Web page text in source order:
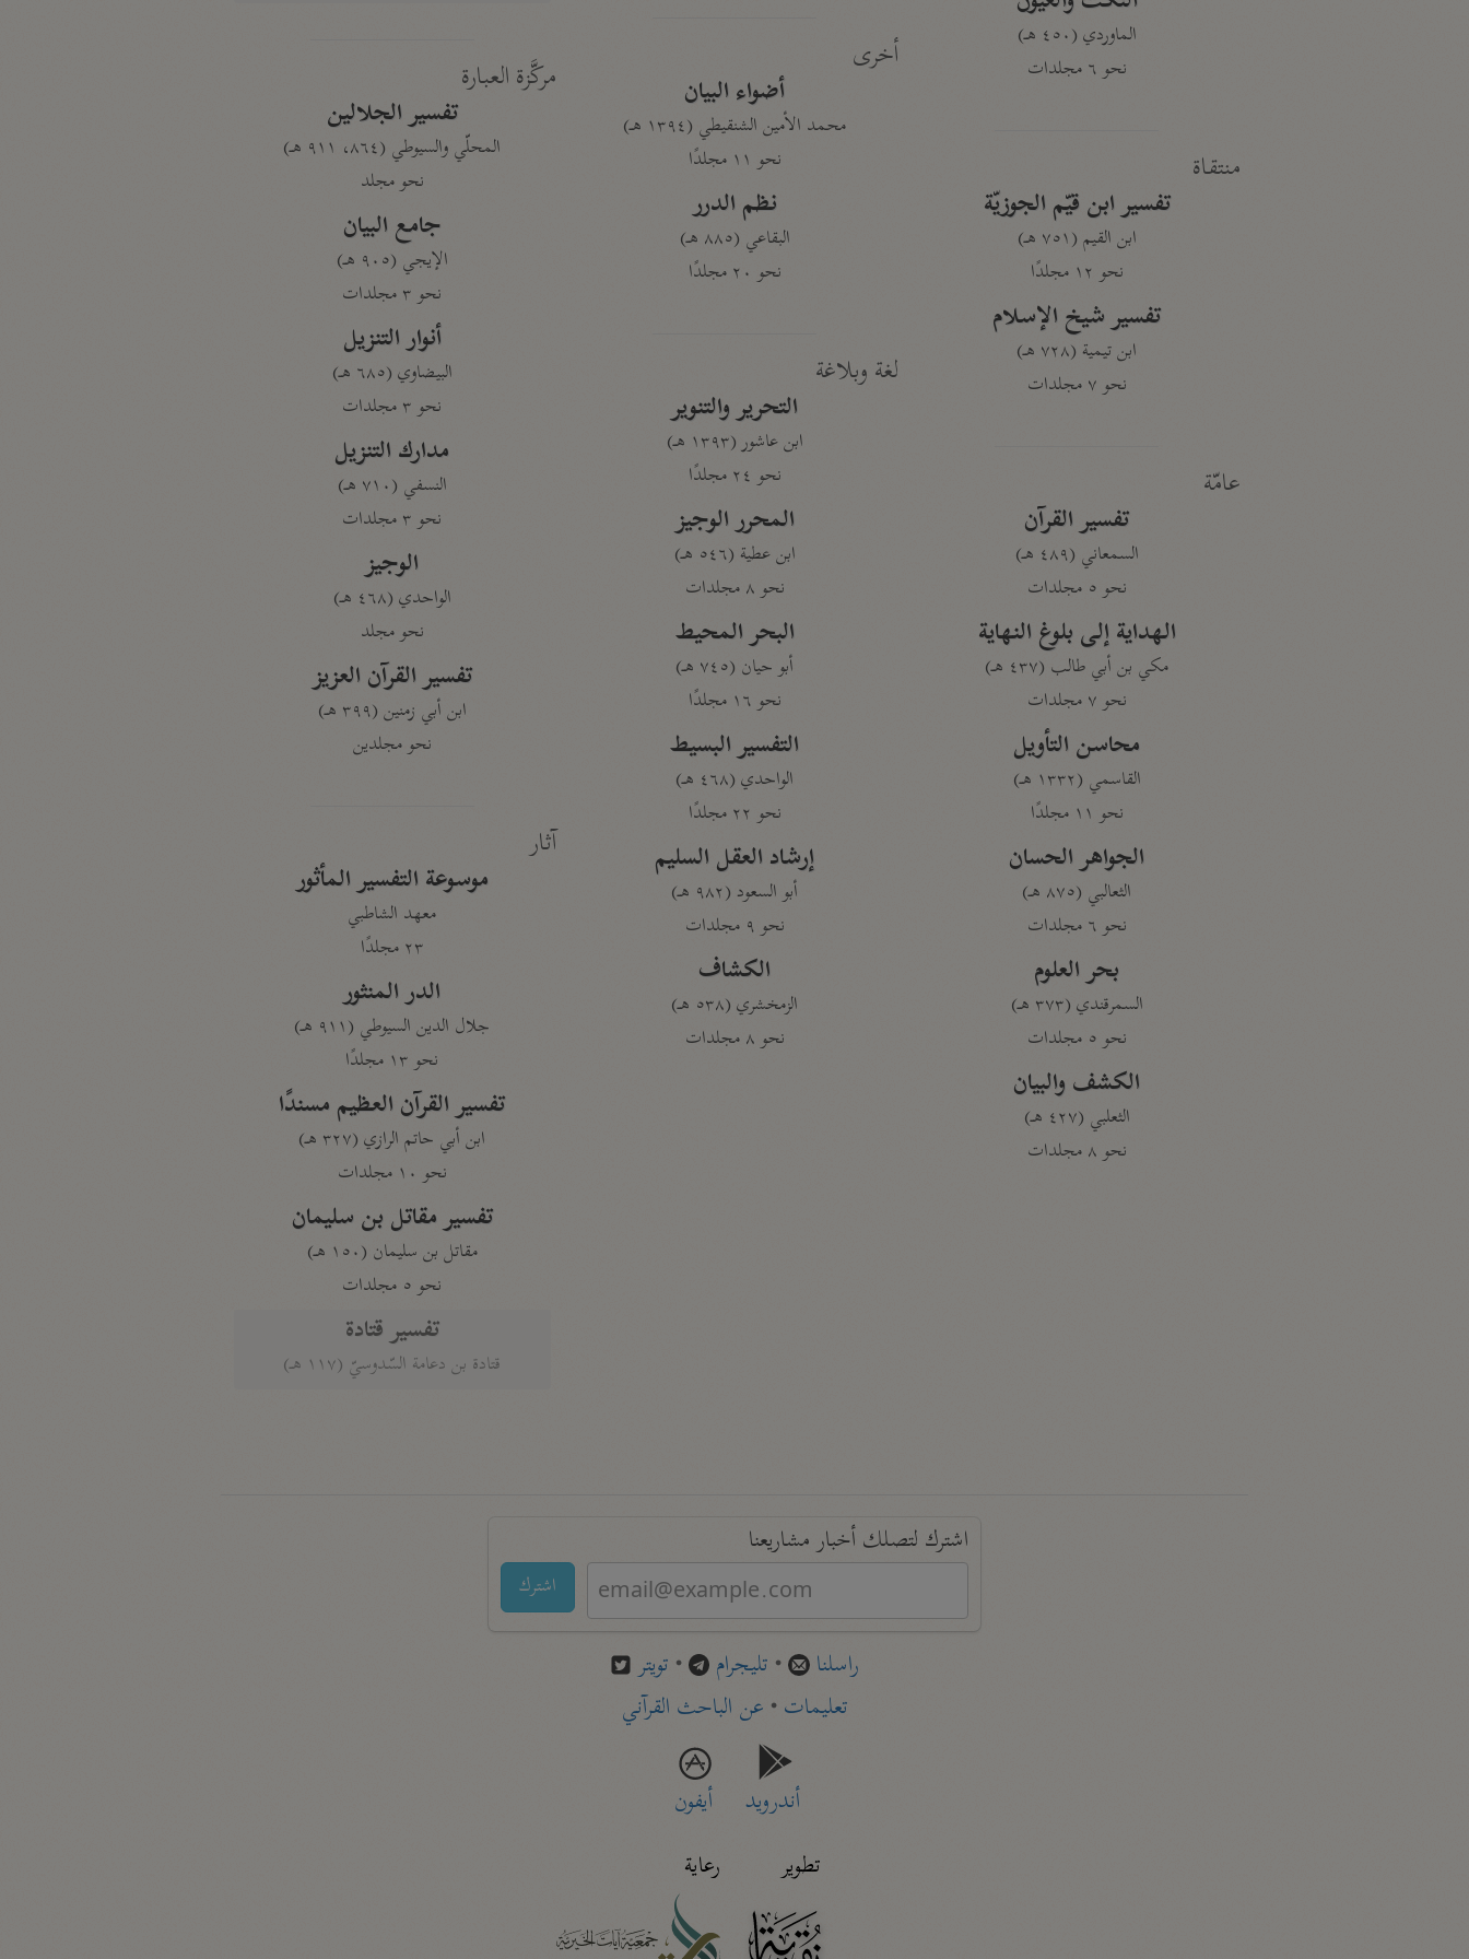
الماوردي (٤٥٠ هـ)
نحو ٦ مجلدات
منتقاة
تفسير ابن قيّم الجوزيّة
ابن القيم (٧٥١ هـ)
نحو ١٢ مجلدًا
تفسير شيخ الإسلام
ابن تيمية (٧٢٨ هـ)
نحو ٧ مجلدات
عامّة
تفسير القرآن
السمعاني (٤٨٩ هـ)
نحو ٥ مجلدات
الهداية إلى بلوغ النهاية
مكي بن أبي طالب (٤٣٧ هـ)
نحو ٧ مجلدات
محاسن التأويل
القاسمي (١٣٣٢ هـ)
نحو ١١ مجلدًا
الجواهر الحسان
الثعالبي (٨٧٥ هـ)
نحو ٦ مجلدات
بحر العلوم
السمرقندي (٣٧٣ هـ)
نحو ٥ مجلدات
الكشف والبيان
الثعلبي (٤٢٧ هـ)
نحو ٨ مجلدات
أخرى
أضواء البيان
محمد الأمين الشنقيطي (١٣٩٤ هـ)
نحو ١١ مجلدًا
نظم الدرر
البقاعي (٨٨٥ هـ)
نحو ٢٠ مجلدًا
لغة وبلاغة
التحرير والتنوير
ابن عاشور (١٣٩٣ هـ)
نحو ٢٤ مجلدًا
المحرر الوجيز
ابن عطية (٥٤٦ هـ)
نحو ٨ مجلدات
البحر المحيط
أبو حيان (٧٤٥ هـ)
نحو ١٦ مجلدًا
التفسير البسيط
الواحدي (٤٦٨ هـ)
نحو ٢٢ مجلدًا
إرشاد العقل السليم
أبو السعود (٩٨٢ هـ)
نحو ٩ مجلدات
الكشاف
الزمخشري (٥٣٨ هـ)
نحو ٨ مجلدات
مركَّزة العبارة
تفسير الجلالين
المحلّي والسيوطي (٨٦٤، ٩١١ هـ)
نحو مجلد
جامع البيان
الإيجي (٩٠٥ هـ)
نحو ٣ مجلدات
أنوار التنزيل
البيضاوي (٦٨٥ هـ)
نحو ٣ مجلدات
مدارك التنزيل
النسفي (٧١٠ هـ)
نحو ٣ مجلدات
الوجيز
الواحدي (٤٦٨ هـ)
نحو مجلد
تفسير القرآن العزيز
ابن أبي زمنين (٣٩٩ هـ)
نحو مجلدين
آثار
موسوعة التفسير المأثور
معهد الشاطبي
٢٣ مجلدًا
الدر المنثور
جلال الدين السيوطي (٩١١ هـ)
نحو ١٣ مجلدًا
تفسير القرآن العظيم مسندًا
ابن أبي حاتم الرازي (٣٢٧ هـ)
نحو ١٠ مجلدات
تفسير مقاتل بن سليمان
مقاتل بن سليمان (١٥٠ هـ)
نحو ٥ مجلدات
تفسير قتادة
قتادة بن دعامة السّدوسيّ (١١٧ هـ)
اشترك لتصلك أخبار مشاريعنا
اشترك
راسلنا • تليجرام • تويتر
تعليمات• عن الباحث القرآني
أندرويد
أيفون
تطوير
رعاية